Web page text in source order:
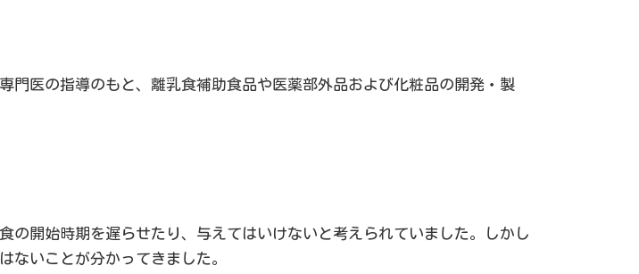
門医の指導のもと、離乳食補助食品や医薬部外品および化粧品の開発・製
の開始時期を遅らせたり、与えてはいけないと考えられていました。しかし
ないことが分かってきました。